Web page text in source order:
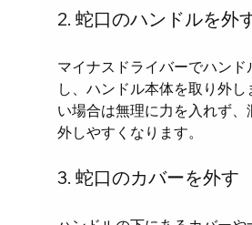
2. 蛇口のハンドルを外
マイナスドライバーでハンド
し、ハンドル本体を取り外
い場合は無理に力を入れず、
外しやすくなります。
3. 蛇口のカバーを外す